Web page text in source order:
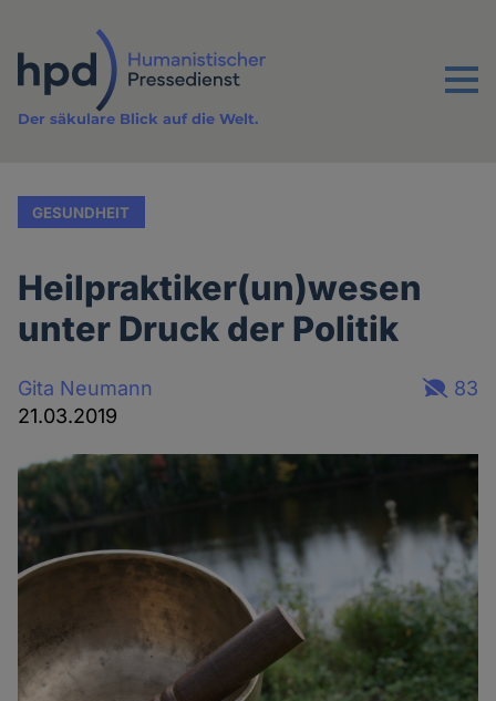
Inhalt
Menu
Der säkulare Blick auf die Welt.
GESUNDHEIT
Heilpraktiker(un)wesen
unter Druck der Politik
Gita Neumann
21.03.2019
83